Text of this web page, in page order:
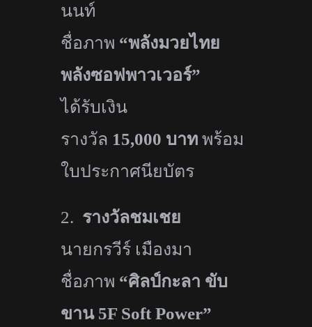
นนท์
ชื่อภาพ “พลังมวยไทย
พลังซอฟพาวเวอร์”
ได้รับเงิน
รางวัล 15,000 บาท พร้อม
ใบประกาศนียบัตร
2. รางวัลชมเชย
นายกรวีร์ เมืองมา
ชื่อภาพ “ศิลป์กะลา ขับ
ขาน 5F Soft Power”